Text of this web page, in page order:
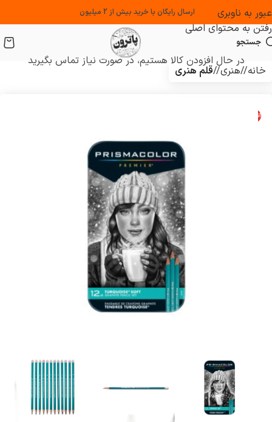
عبور به ناوبری
رفتن به محتوای اصلی
ارسال رایگان با خرید بیش از 2 میلیون
جستجو
در حال افزودن کالا هستیم، در صورت نیاز تماس بگیرید
خانه/ هنری/ قلم هنری
اتمام موجودی